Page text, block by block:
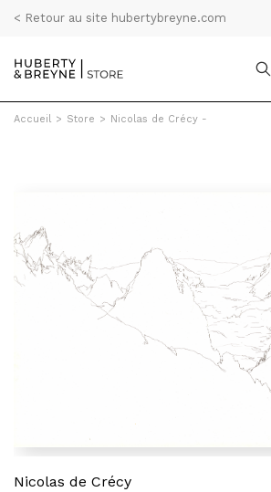
< Retour au site hubertybreyne.com
Accueil > Store > Nicolas de Crécy -
Nicolas de Crécy